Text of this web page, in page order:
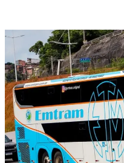
Digite
seu
e-
mail